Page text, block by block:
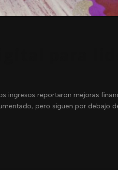
ingresos reportaron mejoras
pero siguen por debajo